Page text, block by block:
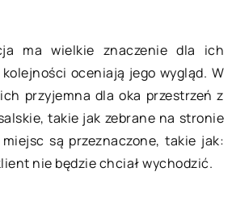
ma wielkie znaczenie dla ich
oceniają jego wygląd. W
przyjemna dla oka przestrzeń z
takie jak zebrane na stronie
są przeznaczone, takie jak:
nie będzie chciał wychodzić.
[…]
dostępne są